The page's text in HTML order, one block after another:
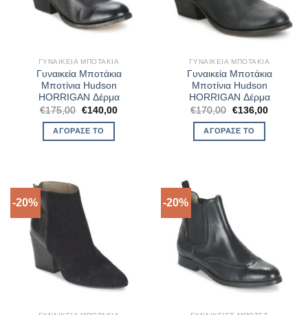
ΓΥΝΑΙΚΕΊΑ ΜΠΟΤΆΚΙΑ
Γυναικεία Μποτάκια
Μποτίνια Hudson
HORRIGAN Δέρμα
€175,00 Original
was:
€175,00.
€140,00Η
ΑΓΌΡΑΣΈ ΤΟ
ΓΥΝΑΙΚΕΊΑ ΜΠΟΤΆΚΙΑ
Γυναικεία Μποτάκια
Μποτίνια Hudson
HORRIGAN Δέρμα
€170,00 Original
was:
€170,00.
€136,00Η
ΑΓΌΡΑΣΈ ΤΟ
-20% -20%